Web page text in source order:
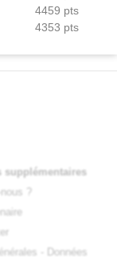
4459 pts
4353 pts
supplémentaires
?
Données